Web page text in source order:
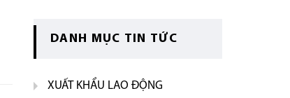
DANH MỤC TIN TỨC
XUẤT KHẨU LAO ĐỘNG